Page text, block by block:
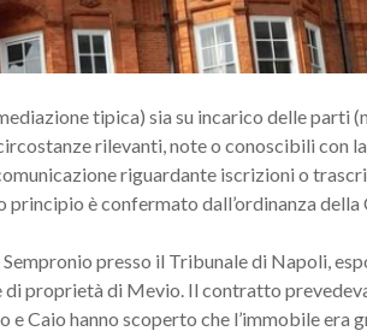
tipica) sia su incarico delle
rilevanti, note o conoscibili con
riguardante iscrizioni o
è confermato dall’ordinanza della
presso il Tribunale di Napoli,
proprietà di Mevio. Il contratto
Caio hanno scoperto che l’immobile